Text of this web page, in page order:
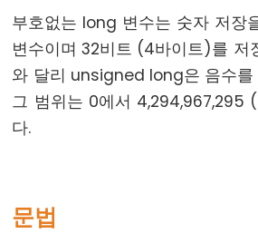
Structure
break
continue
do...
for
goto
부호없는 long 변수는 숫자 저장
변수이며 32비트 (4바이트)를 저
와 달리 unsigned long은 음수를
그 범위는 0에서 4,294,967,295
다.
문법